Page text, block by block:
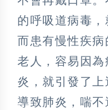
的呼吸道病毒，
而患有慢性疾
老人，容易因
炎，就引發了上
導致肺炎，喘